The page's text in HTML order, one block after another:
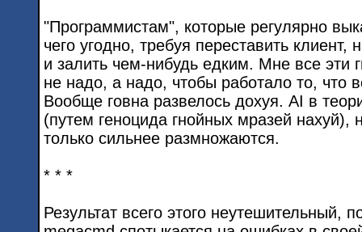
"Программистам", которые регулярно
чего угодно, требуя переставить клиент,
и залить чем-нибудь едким. Мне все эти
не надо, а надо, чтобы работало то, что
Вообще говна развелось дохуя. AI в
(путем геноцида гнойных мразей нахуй),
только сильнее размножаются.
* * *
Результат всего этого неутешительный,